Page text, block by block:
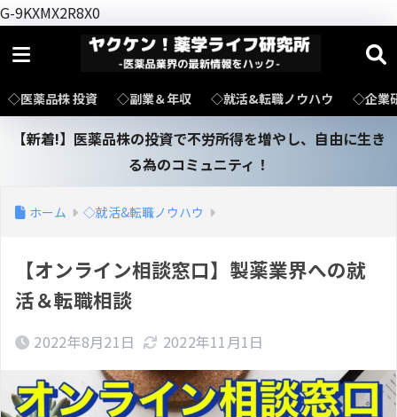
G-9KXMX2R8X0
◇医薬品株 投資 ◇副業＆年収 ◇就活&転職ノウハウ ◇企業
【新着!】医薬品株の投資で不労所得を増やし、自由に生き
る為のコミュニティ！
ホーム ◇就活&転職ノウハウ
【オンライン相談窓口】製薬業界への就
活＆転職相談
2022年8月21日 2022年11月1日